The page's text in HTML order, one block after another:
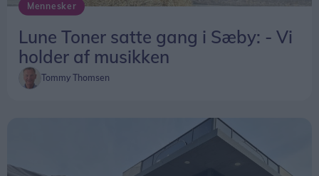
Mennesker
Lune Toner satte gang i Sæby: - Vi
holder af musikken
Tommy Thomsen